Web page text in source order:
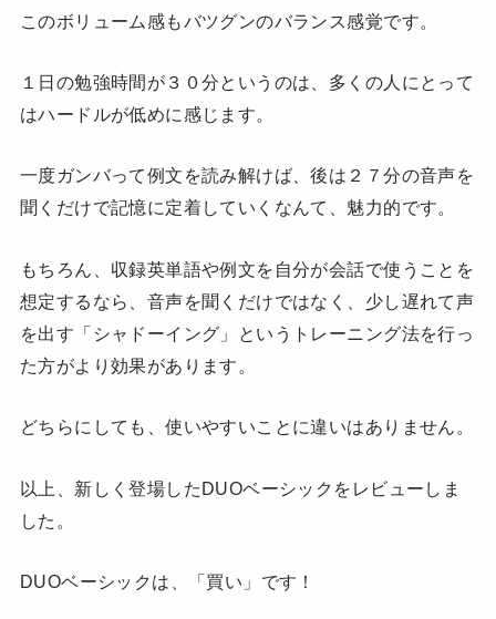
このボリューム感もバツグンのバランス感覚です。
１日の勉強時間が３０分というのは、多くの人にとって
はハードルが低めに感じます。
一度ガンバって例文を読み解けば、後は２７分の音声を
聞くだけで記憶に定着していくなんて、魅力的です。
もちろん、収録英単語や例文を自分が会話で使うことを
想定するなら、音声を聞くだけではなく、少し遅れて声
を出す「シャドーイング」というトレーニング法を行っ
た方がより効果があります。
どちらにしても、使いやすいことに違いはありません。
以上、新しく登場したDUOベーシックをレビューしま
した。
DUOベーシックは、「買い」です！